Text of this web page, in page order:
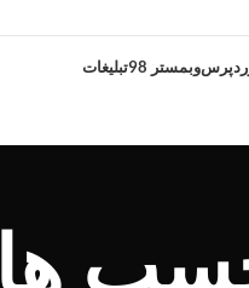
وبمستر 98 تبلیغات